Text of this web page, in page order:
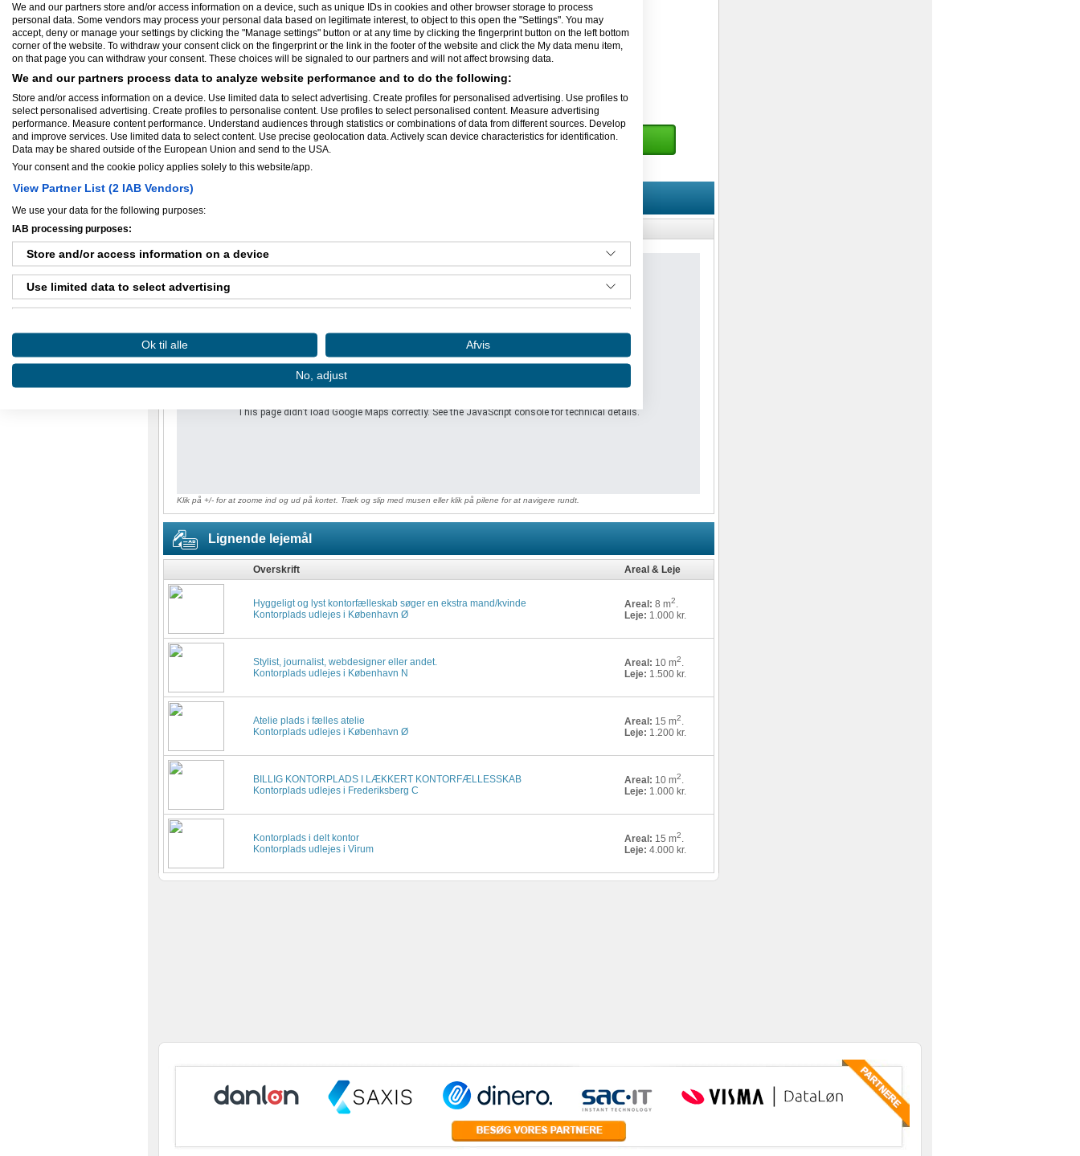
- Bord, stol, kommode, reolplads, lampe osv.
- Netværk med ubegrænset trafik
- Printer
- G4S alarmsystem
- Egen nøgle, adgangskode og 24 timers adgang
- El, vand og varme
- Nyt køkken med spiseplads, kaffemaskine, køleskab, opvasker
- Toilet, garderobe, rengøring
Kontorplads alt inkl. 4.500 kr. pr. måned ekskl. moms.
Hvis du erlogget ind kan du tilføje denne annonce til din favoritliste! Kontakt udlejer
Oops! Something went wrong.
This page didn't load Google Maps correctly. See the JavaScript console for technical details.
Klik på +/- for at zoome ind og ud på kortet. Træk og slip med musen eller klik på pilene for at navigere rundt.
Lignende lejemål
Overskrift Areal & Leje
Hyggeligt og lyst kontorfælleskab søger en ekstra mand/kvinde
Kontorplads udlejes i København Ø
Areal: 8 m2.
Leje: 1.000 kr.
Stylist, journalist, webdesigner eller andet.
Kontorplads udlejes i København N
Areal: 10 m2.
Leje: 1.500 kr.
Atelie plads i fælles atelie
Kontorplads udlejes i København Ø
Areal: 15 m2.
Leje: 1.200 kr.
BILLIG KONTORPLADS I LÆKKERT KONTORFÆLLESSKAB
Kontorplads udlejes i Frederiksberg C
Areal: 10 m2.
Leje: 1.000 kr.
Kontorplads i delt kontor
Kontorplads udlejes i Virum
Areal: 15 m2.
Leje: 4.000 kr.
We and our partners store and/or access information on a device, such as unique IDs in cookies and other browser storage to process
personal data. Some vendors may process your personal data based on legitimate interest, to object to this open the "Settings". You may
accept, deny or manage your settings by clicking the "Manage settings" button or at any time by clicking the fingerprint button on the left bottom
corner of the website. To withdraw your consent click on the fingerprint or the link in the footer of the website and click the My data menu item,
on that page you can withdraw your consent. These choices will be signaled to our partners and will not affect browsing data.
We and our partners process data to analyze website performance and to do the following:
Store and/or access information on a device. Use limited data to select advertising. Create profiles for personalised advertising. Use profiles to
select personalised advertising. Create profiles to personalise content. Use profiles to select personalised content. Measure advertising
performance. Measure content performance. Understand audiences through statistics or combinations of data from different sources. Develop
and improve services. Use limited data to select content. Use precise geolocation data. Actively scan device characteristics for identification.
Data may be shared outside of the European Union and send to the USA.
Your consent and the cookie policy applies solely to this website/app.
View Partner List (2 IAB Vendors)
We use your data for the following purposes:
IAB processing purposes:
Store and/or access information on a device
Use limited data to select advertising
Use profiles to select personalised advertising
Create profiles to personalise content
Use profiles to select personalised content
Understand audiences through statistics or combinations of data from different sources
Develop and improve services
Use limited data to select content
Use precise geolocation data
Identify devices based on information actively requested
Ok til alle Afvis
No, adjust